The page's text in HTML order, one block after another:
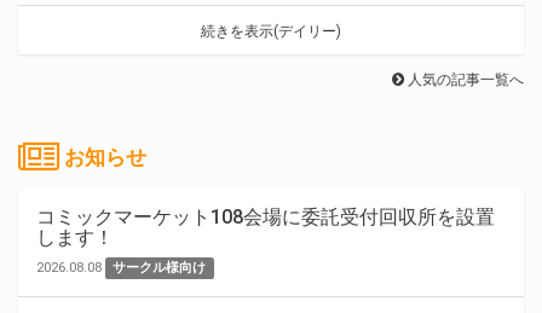
続きを表示(デイリー)
人気の記事一覧へ
お知らせ
コミックマーケット108会場に委託受付回収所を設置
します！
2026.08.08 サークル様向け